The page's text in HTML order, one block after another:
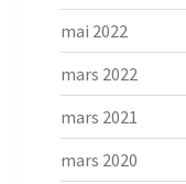
mai 2022
mars 2022
mars 2021
mars 2020